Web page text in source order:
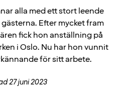
alla med ett stort leende
Efter mycket fram
fick hon anställning på
i Oslo. Nu har hon vunnit
för sitt arbete.
27 juni 2023